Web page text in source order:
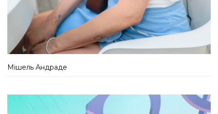
Мішель Андраде